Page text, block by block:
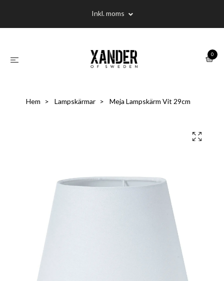
Inkl. moms
0
Hem Lampskärmar Meja Lampskärm Vit 29cm